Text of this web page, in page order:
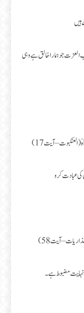
ہیں
العزت جو ہمارا خالق ہے وہی
– آیت 17)
کی عبادت کرو
– آیت 58)
نہایت مضبوط ہے۔